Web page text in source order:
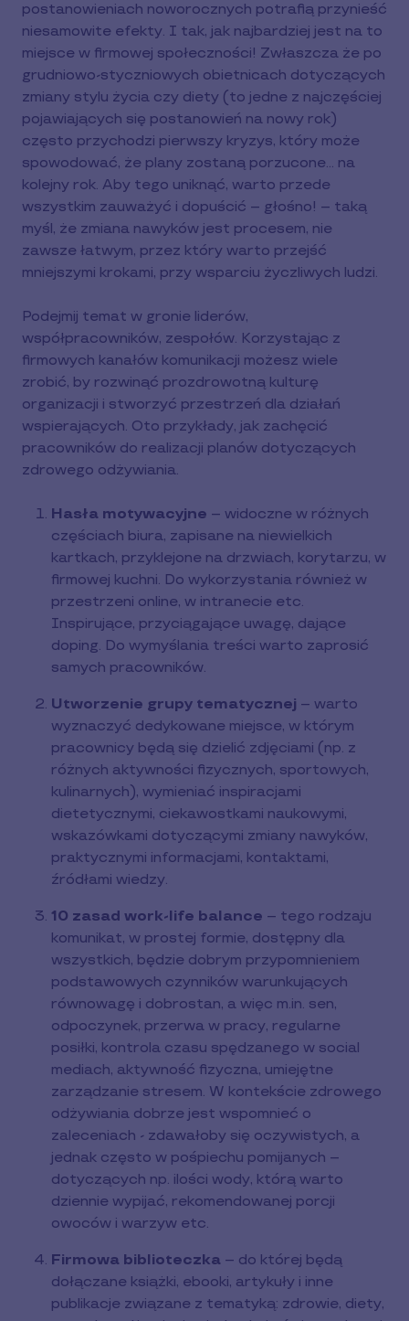
postanowieniach noworocznych potrafią przynieść
niesamowite efekty. I tak, jak najbardziej jest na to
miejsce w firmowej społeczności! Zwłaszcza że po
grudniowo-styczniowych obietnicach dotyczących
zmiany stylu życia czy diety (to jedne z najczęściej
pojawiających się postanowień na nowy rok)
często przychodzi pierwszy kryzys, który może
spowodować, że plany zostaną porzucone… na
kolejny rok. Aby tego uniknąć, warto przede
wszystkim zauważyć i dopuścić – głośno! – taką
myśl, że zmiana nawyków jest procesem, nie
zawsze łatwym, przez który warto przejść
mniejszymi krokami, przy wsparciu życzliwych ludzi.
Podejmij temat w gronie liderów,
współpracowników, zespołów. Korzystając z
firmowych kanałów komunikacji możesz wiele
zrobić, by rozwinąć prozdrowotną kulturę
organizacji i stworzyć przestrzeń dla działań
wspierających. Oto przykłady, jak zachęcić
pracowników do realizacji planów dotyczących
zdrowego odżywiania.
Hasła motywacyjne – widoczne w różnych
częściach biura, zapisane na niewielkich
kartkach, przyklejone na drzwiach, korytarzu, w
firmowej kuchni. Do wykorzystania również w
przestrzeni online, w intranecie etc.
Inspirujące, przyciągające uwagę, dające
doping. Do wymyślania treści warto zaprosić
samych pracowników.
Utworzenie grupy tematycznej – warto
wyznaczyć dedykowane miejsce, w którym
pracownicy będą się dzielić zdjęciami (np. z
różnych aktywności fizycznych, sportowych,
kulinarnych), wymieniać inspiracjami
dietetycznymi, ciekawostkami naukowymi,
wskazówkami dotyczącymi zmiany nawyków,
praktycznymi informacjami, kontaktami,
źródłami wiedzy.
10 zasad work-life balance – tego rodzaju
komunikat, w prostej formie, dostępny dla
wszystkich, będzie dobrym przypomnieniem
podstawowych czynników warunkujących
równowagę i dobrostan, a więc m.in. sen,
odpoczynek, przerwa w pracy, regularne
posiłki, kontrola czasu spędzanego w social
mediach, aktywność fizyczna, umiejętne
zarządzanie stresem. W kontekście zdrowego
odżywiania dobrze jest wspomnieć o
zaleceniach - zdawałoby się oczywistych, a
jednak często w pośpiechu pomijanych –
dotyczących np. ilości wody, którą warto
dziennie wypijać, rekomendowanej porcji
owoców i warzyw etc.
Firmowa biblioteczka – do której będą
dołączane książki, ebooki, artykuły i inne
publikacje związane z tematyką: zdrowie, diety,